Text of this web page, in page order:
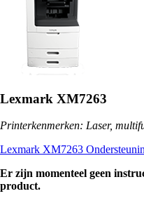
Lexmark XM7263
Printerkenmerken: Laser,
Lexmark XM7263
Er zijn momenteel geen
product.